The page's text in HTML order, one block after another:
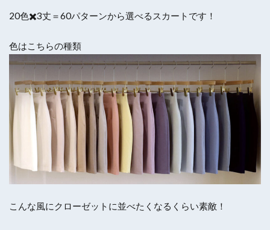
20色✖️3丈＝60パターンから選べるスカートです！
色はこちらの種類
こんな風にクローゼットに並べたくなるくらい素敵！